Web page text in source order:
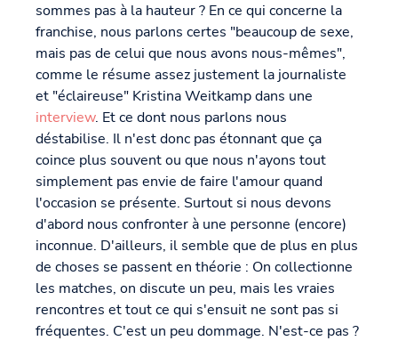
sommes pas à la hauteur ? En ce qui concerne la
franchise, nous parlons certes "beaucoup de sexe,
mais pas de celui que nous avons nous-mêmes",
comme le résume assez justement la journaliste
et "éclaireuse" Kristina Weitkamp dans une
interview. Et ce dont nous parlons nous
déstabilise. Il n'est donc pas étonnant que ça
coince plus souvent ou que nous n'ayons tout
simplement pas envie de faire l'amour quand
l'occasion se présente. Surtout si nous devons
d'abord nous confronter à une personne (encore)
inconnue. D'ailleurs, il semble que de plus en plus
de choses se passent en théorie : On collectionne
les matches, on discute un peu, mais les vraies
rencontres et tout ce qui s'ensuit ne sont pas si
fréquentes. C'est un peu dommage. N'est-ce pas ?